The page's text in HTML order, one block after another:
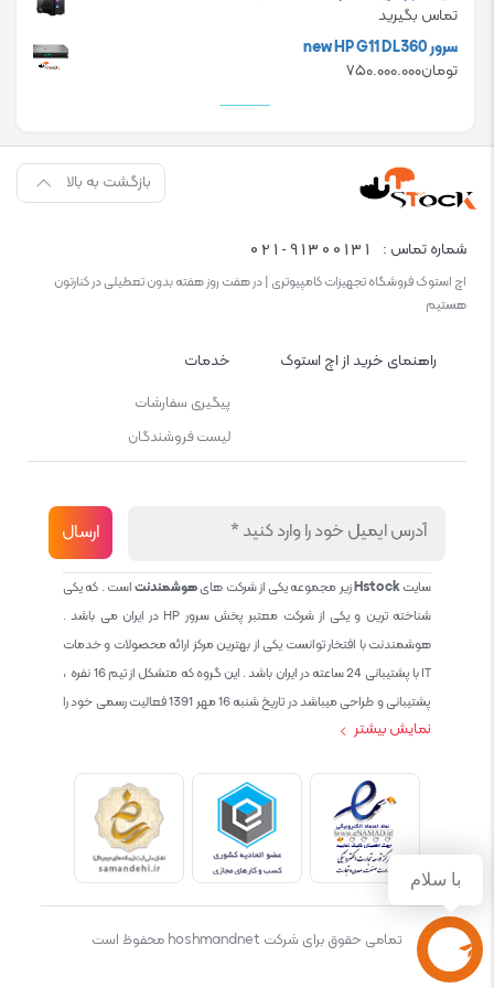
تماس بگیرید
سرور new HP G11 DL360
تومان۷۵۰.۰۰۰.۰۰۰
بازگشت به بالا
شماره تماس : 021-91300131
اچ استوک فروشگاه تجهیزات کامپیوتری | در هفت روز هفته بدون تعطیلی در کنارتون
هستیم
راهنمای خرید از اچ استوک خدمات
پیگیری سفارشات
لیست فروشندگان
سایتHstockزیر مجموعه یکی از شرکت هایهوشمندنتاست . که یکی
شناخته ترین و یکی از شرکت معتبر پخش سرور HP در ایران می باشد .
هوشمندنت با افتخار توانست یکی از بهترین مرکز ارائه محصولات و خدمات
IT با پشتیبانی 24 ساعته در ایران باشد . این گروه که متشکل از تیم 16 نفره ،
پشتیبانی و طراحی میباشد در تاریخ شنبه 16 مهر 1391 فعالیت رسمی خود را
بوده و هست و تمام تلاش ما خدماتی کامل و بدون عیب به تمام مشتریان
عزیز میباشد حال با توجه به در خواست مشتریان و همکاران سعی کردیم
سایتی اماده کنیم که تمام مشتریان عزیزمان با خیال راحت تمام محصولات
IT خود را خریداری کنند.
نمایش بیشتر
تمامی حقوق برای شرکت hoshmandnet محفوظ است
با سلام